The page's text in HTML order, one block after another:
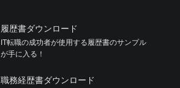
履歴書ダウンロード
IT転職の成功者が使用する履歴書のサンプル
が手に入る！
職務経歴書ダウンロード